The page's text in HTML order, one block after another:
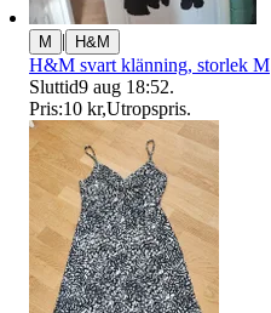
M | H&M
H&M svart klänning, storlek M
Sluttid9 aug 18:52.
Pris:10 kr,Utropspris.